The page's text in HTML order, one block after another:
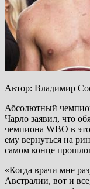
Автор: Владимир
Абсолютный
Чарло заявил, что
чемпиона WBO в
ему вернуться на
самом конце
«Когда врачи мне
Австралии, вот и